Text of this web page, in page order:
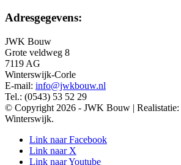
Adresgegevens:
JWK Bouw
Grote veldweg 8
7119 AG
Winterswijk-Corle
E-mail: info@jwkbouw.nl
Tel.: (0543) 53 52 29
© Copyright 2026 - JWK Bouw | Realistatie:
Winterswijk.
Link naar Facebook
Link naar X
Link naar Youtube